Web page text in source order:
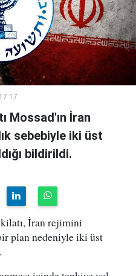
Mossad'ın İran
sebebiyle iki üst
bildirildi.
İran rejimini
plan nedeniyle iki üst